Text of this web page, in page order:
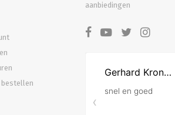
bestellen
aanbiedingen